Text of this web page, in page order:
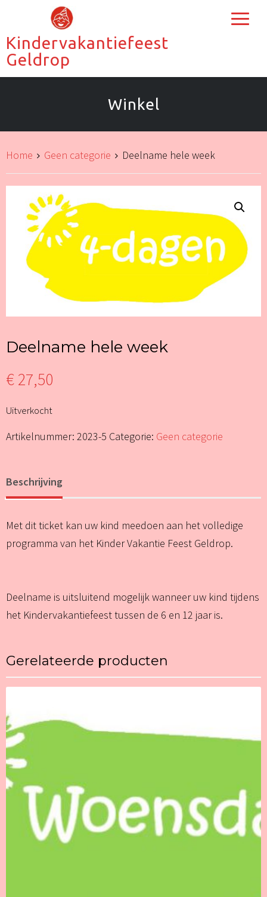
Kindervakantiefeest
Geldrop
Winkel
Home Geen categorie Deelname hele week
Deelname hele week
€27,50
Uitverkocht
Artikelnummer: 2023-5 Categorie: Geen categorie
Beschrijving
Met dit ticket kan uw kind meedoen aan het volledige
programma van het Kinder Vakantie Feest Geldrop.
Deelname is uitsluitend mogelijk wanneer uw kind tijdens
het Kindervakantiefeest tussen de 6 en 12 jaar is.
Gerelateerde producten